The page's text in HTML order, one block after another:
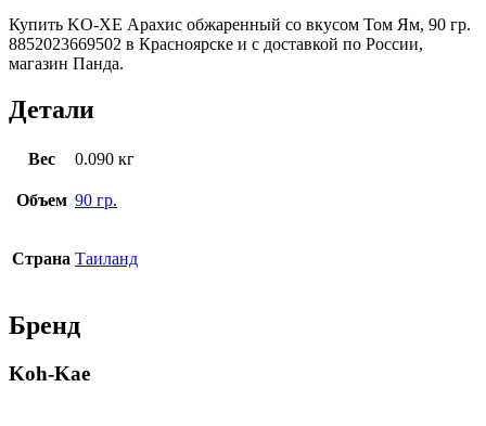
Купить KO-ХE Арахис обжаренный со вкусом Том Ям, 90 гр.
8852023669502 в Красноярске и с доставкой по России,
магазин Панда.
Детали
Вес 0.090 кг
Объем 90 гр.
Страна Таиланд
Бренд
Koh-Kae